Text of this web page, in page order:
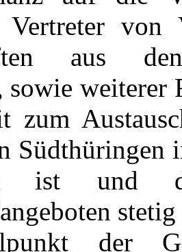
Vertreter von
aus
sowie
zum
Südthüringen
ist und
der